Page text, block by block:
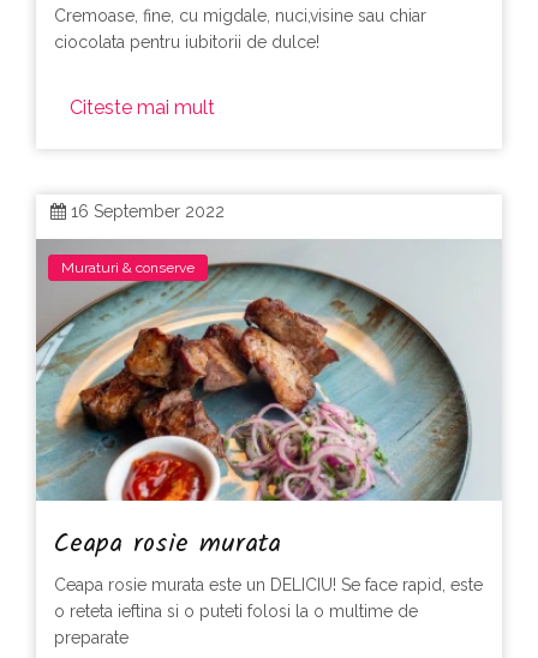
Cremoase, fine, cu migdale, nuci,visine sau chiar
ciocolata pentru iubitorii de dulce!
Citeste mai mult
16 September 2022
Muraturi & conserve
Ceapa rosie murata
Ceapa rosie murata este un DELICIU! Se face rapid, este
o reteta ieftina si o puteti folosi la o multime de
preparate